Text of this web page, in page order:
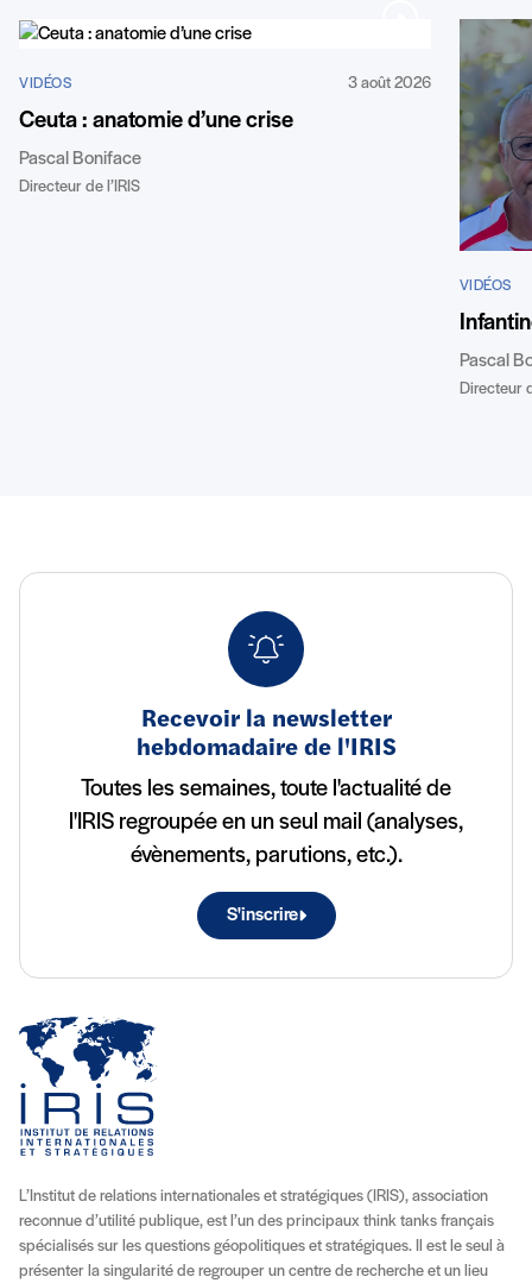
VIDÉOS 3 août 2026
Ceuta : anatomie d’une crise
Pascal Boniface
Directeur de l’IRIS
VIDÉOS
Pascal
Directeur
Recevoir la newsletter
hebdomadaire de l'IRIS
Toutes les semaines, toute l'actualité de
l'IRIS regroupée en un seul mail (analyses,
évènements, parutions, etc.).
S'inscrire
L’Institut de relations internationales et stratégiques (IRIS), association
reconnue d’utilité publique, est l’un des principaux think tanks français
spécialisés sur les questions géopolitiques et stratégiques. Il est le seul à
présenter la singularité de regrouper un centre de recherche et un lieu